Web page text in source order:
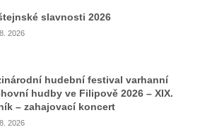
Tierpark Chemnitz
Chemnitz
v Tierpark Chemnitz
Leipzig
v ZOO Leipzig
slavnosti 2026
2026
hudební festival varhanní
hudby ve Filipově 2026 – XIX.
– zahajovací koncert
2026